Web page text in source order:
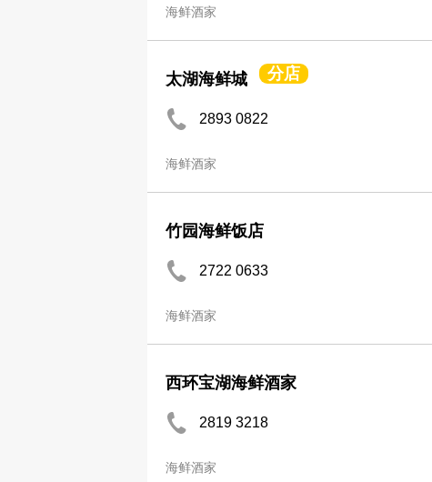
海鲜酒家
太湖海鲜城 分店
2893 0822
海鲜酒家
竹园海鲜饭店
2722 0633
海鲜酒家
西环宝湖海鲜酒家
2819 3218
海鲜酒家